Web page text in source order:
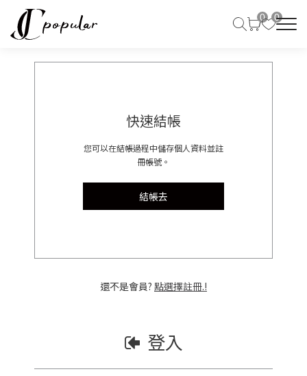
0 0
快速結帳
您可以在結帳過程中儲存個人資料並註
冊帳號。
結帳去
還不是會員? 點選擇註冊.!
登入